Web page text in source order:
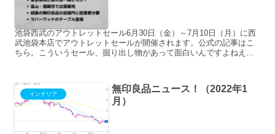
池袋西武のアウトレットセール6月30日（金）～7月10日（月）に西
武池袋本店でアウトレットセールが開催されます。公式の記事はこ
ちら。こういうセール、掘り出し物があって面白いんですよねえ。
インテリア
無印良品ニュース！（2022年1
月）